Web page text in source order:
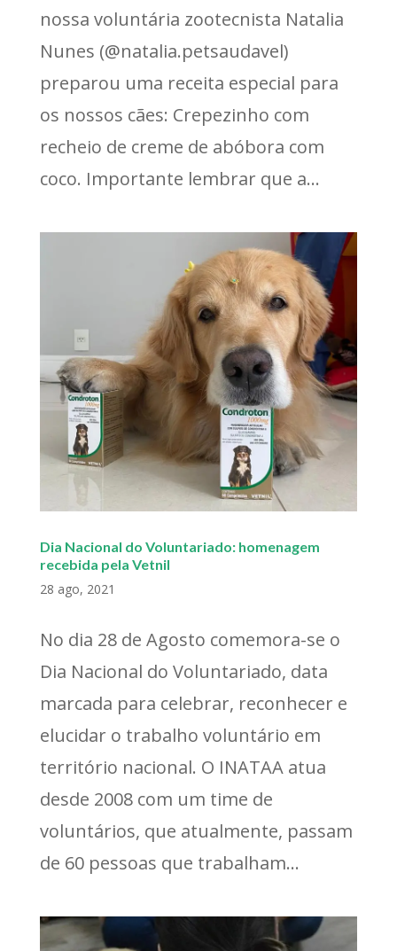
nossa voluntária zootecnista Natalia
Nunes (@natalia.petsaudavel)
preparou uma receita especial para
os nossos cães: Crepezinho com
recheio de creme de abóbora com
coco. Importante lembrar que a...
Dia Nacional do Voluntariado: homenagem
recebida pela Vetnil
28 ago, 2021
No dia 28 de Agosto comemora-se o
Dia Nacional do Voluntariado, data
marcada para celebrar, reconhecer e
elucidar o trabalho voluntário em
território nacional. O INATAA atua
desde 2008 com um time de
voluntários, que atualmente, passam
de 60 pessoas que trabalham...